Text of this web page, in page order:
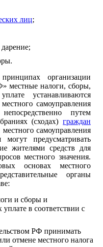
лиц;
организации
местные налоги, сборы,
устанавливаются
самоуправления
путем
(сходах)граждан
самоуправления
предусматривать
жителями средств для
местного значения.
основах местного
органы
и сборы и
в соответствии с
РФ принимать
отмене местного налога